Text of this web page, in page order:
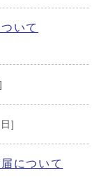
いて
]
について